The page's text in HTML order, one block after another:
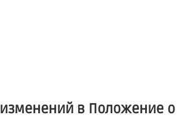
в Положение о